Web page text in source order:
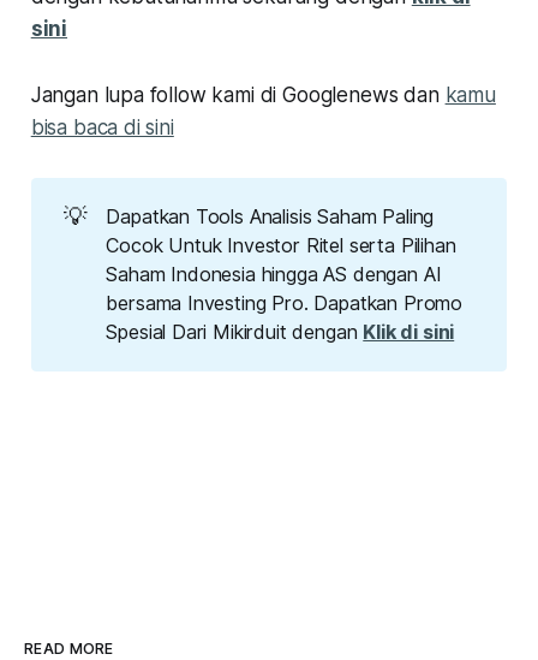
sini
Jangan lupa follow kami di Googlenews dan kamu
bisa baca di sini
💡
Dapatkan Tools Analisis Saham Paling
Cocok Untuk Investor Ritel serta Pilihan
Saham Indonesia hingga AS dengan AI
bersama Investing Pro. Dapatkan Promo
Spesial Dari Mikirduit dengan Klik di sini
READ MORE